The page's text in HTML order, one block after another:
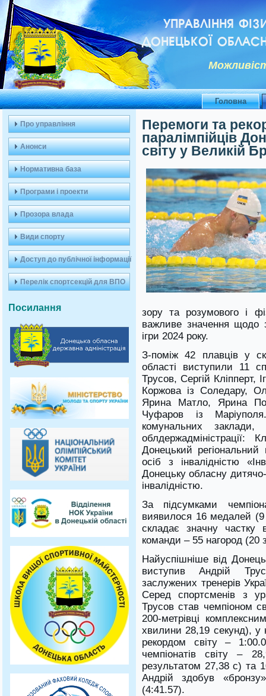
УПРАВЛІННЯ
ДОНЕЦЬКОЇ
Головна
Про управління
Анонси
Нормативна база
Програми і проекти
Прозора влада
Види спорту
Доступ до публічної інформації
Перелік спортсекцій для ВПО
Посилання
Перемоги та
паралімпійців
світу у Великій
зору та розумового і
важливе значення щодо
ігри 2024 року.
З-поміж 42 плавців у
області виступили 11
Трусов, Сергій Кліпперт,
Коржова із Соледару,
Ярина Матло, Ярина
Чуфаров із
комунальних заклади,
Донецький
осіб з інвалідністю
Донецьку обласну
інвалідністю.
За підсумками
виявилося 16 медалей (9
складає значну частку
команди – 55 нагород (20
Найуспішніше від
виступив Андрій
заслужених тренерів
Серед спортсменів з
Трусов став чемпіоном
200-метрівці
хвилини 28,19 секунд), у
рекордом світу –
чемпіонатів світу –
результатом 27,38 с) та
Андрій здобув
(4:41.57).